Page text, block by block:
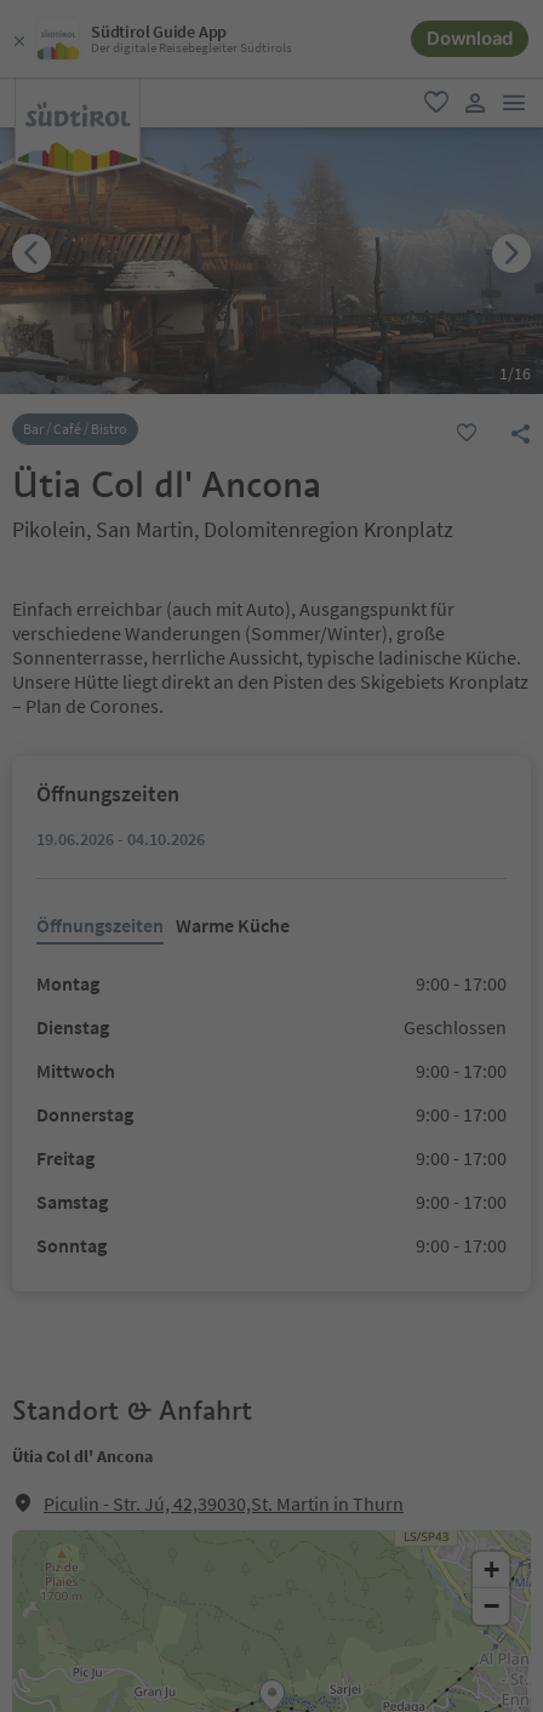
Südtirol Guide App
Der digitale Reisebegleiter Südtirols Download
favorit
user link
1/16
Bar / Café / Bistro
Ütia Col dl' Ancona
Pikolein, San Martin, Dolomitenregion Kronplatz
Einfach erreichbar (auch mit Auto), Ausgangspunkt für
verschiedene Wanderungen (Sommer/Winter), große
Sonnenterrasse, herrliche Aussicht, typische ladinische Küche.
Unsere Hütte liegt direkt an den Pisten des Skigebiets Kronplatz
– Plan de Corones.
Öffnungszeiten
19.06.2026 - 04.10.2026
Öffnungszeiten Warme Küche
Montag
9:00 - 17:00
Dienstag
Geschlossen
Mittwoch
9:00 - 17:00
Donnerstag
9:00 - 17:00
Freitag
9:00 - 17:00
Samstag
9:00 - 17:00
Sonntag
9:00 - 17:00
Standort & Anfahrt
Ütia Col dl' Ancona
Piculin - Str. Jú, 42,39030,St. Martin in Thurn
+
−